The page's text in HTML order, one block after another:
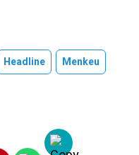
Headline
Menkeu